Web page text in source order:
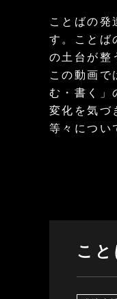
ことばの発
す。ことば
の土台が整
この動画で
む・書く」
変化を気づ
等々につい
こ